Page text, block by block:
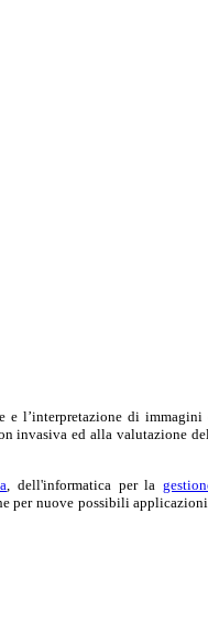
e l’interpretazione di immagini
invasiva ed alla valutazione
, dell'informatica per la
per nuove possibili